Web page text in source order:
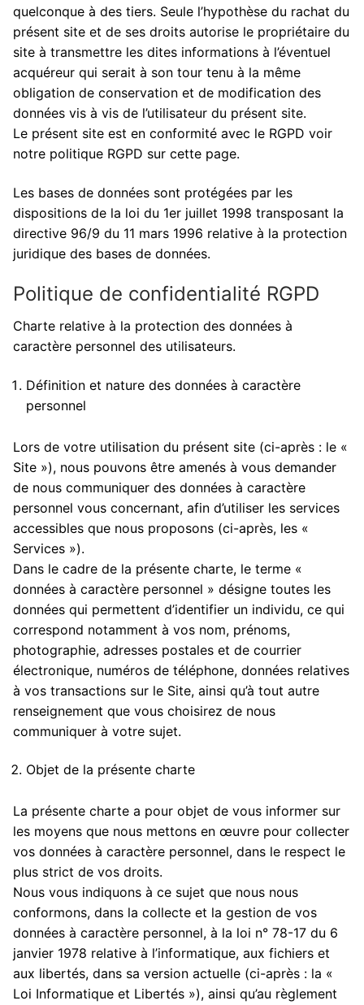
quelconque à des tiers. Seule l’hypothèse du rachat du
présent site et de ses droits autorise le propriétaire du
site à transmettre les dites informations à l’éventuel
acquéreur qui serait à son tour tenu à la même
obligation de conservation et de modification des
données vis à vis de l’utilisateur du présent site.
Le présent site est en conformité avec le RGPD voir
notre politique RGPD sur cette page.
Les bases de données sont protégées par les
dispositions de la loi du 1er juillet 1998 transposant la
directive 96/9 du 11 mars 1996 relative à la protection
juridique des bases de données.
Politique de confidentialité RGPD
Charte relative à la protection des données à
caractère personnel des utilisateurs.
Définition et nature des données à caractère
personnel
Lors de votre utilisation du présent site (ci-après : le «
Site »), nous pouvons être amenés à vous demander
de nous communiquer des données à caractère
personnel vous concernant, afin d’utiliser les services
accessibles que nous proposons (ci-après, les «
Services »).
Dans le cadre de la présente charte, le terme «
données à caractère personnel » désigne toutes les
données qui permettent d’identifier un individu, ce qui
correspond notamment à vos nom, prénoms,
photographie, adresses postales et de courrier
électronique, numéros de téléphone, données relatives
à vos transactions sur le Site, ainsi qu’à tout autre
renseignement que vous choisirez de nous
communiquer à votre sujet.
Objet de la présente charte
La présente charte a pour objet de vous informer sur
les moyens que nous mettons en œuvre pour collecter
vos données à caractère personnel, dans le respect le
plus strict de vos droits.
Nous vous indiquons à ce sujet que nous nous
conformons, dans la collecte et la gestion de vos
données à caractère personnel, à la loi n° 78-17 du 6
janvier 1978 relative à l’informatique, aux fichiers et
aux libertés, dans sa version actuelle (ci-après : la «
Loi Informatique et Libertés »), ainsi qu’au règlement